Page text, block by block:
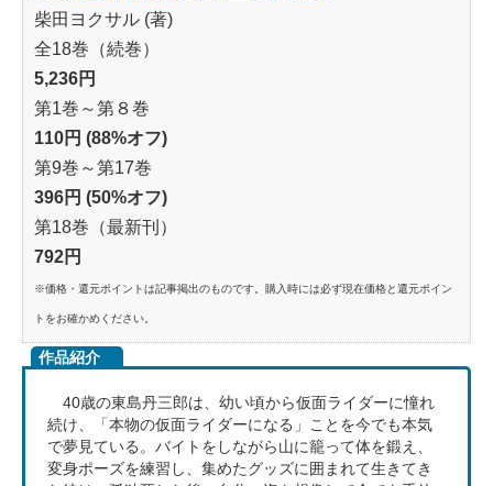
柴田ヨクサル (著)
全18巻（続巻）
5,236円
第1巻～第８巻
110円 (88%オフ)
第9巻～第17巻
396円 (50%オフ)
第18巻（最新刊）
792円
※価格・還元ポイントは記事掲出のものです。購入時には必ず現在価格と還元ポイン
トをお確かめください。
作品紹介
40歳の東島丹三郎は、幼い頃から仮面ライダーに憧れ
続け、「本物の仮面ライダーになる」ことを今でも本気
で夢見ている。バイトをしながら山に籠って体を鍛え、
変身ポーズを練習し、集めたグッズに囲まれて生きてき